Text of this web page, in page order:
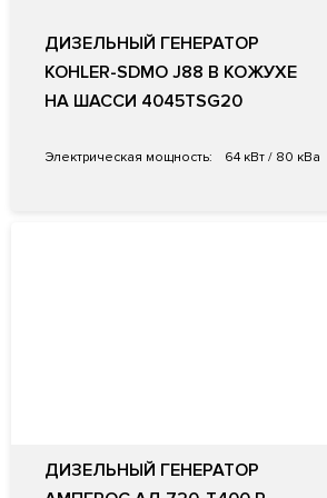
ДИЗЕЛЬНЫЙ ГЕНЕРАТОР
KOHLER-SDMO J88 В КОЖУХЕ
НА ШАССИ 4045TSG20
Электрическая мощность: 64 кВт / 80 кВа
ДИЗЕЛЬНЫЙ ГЕНЕРАТОР